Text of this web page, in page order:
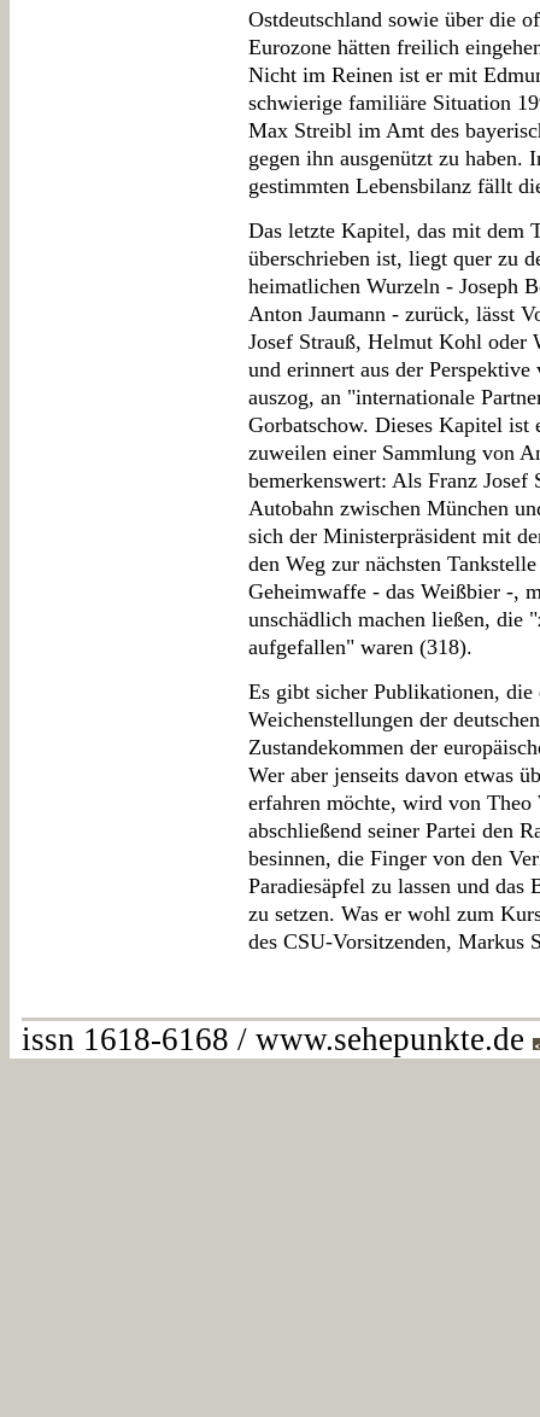
Ostdeutschland sowie über die
Eurozone hätten freilich
Nicht im Reinen ist er mit
schwierige familiäre Situation
Max Streibl im Amt des
gegen ihn ausgenützt zu haben.
gestimmten Lebensbilanz fällt
Das letzte Kapitel, das mit dem
überschrieben ist, liegt quer zu
heimatlichen Wurzeln - Joseph
Anton Jaumann - zurück, lässt
Josef Strauß, Helmut Kohl oder
und erinnert aus der
auszog, an "internationale
Gorbatschow. Dieses Kapitel ist
zuweilen einer Sammlung von
bemerkenswert: Als Franz
Autobahn zwischen München
sich der Ministerpräsident mit
den Weg zur nächsten
Geheimwaffe - das Weißbier -,
unschädlich machen ließen, die
aufgefallen" waren (318).
Es gibt sicher Publikationen,
Weichenstellungen der
Zustandekommen der
Wer aber jenseits davon etwas
erfahren möchte, wird von
abschließend seiner Partei den
besinnen, die Finger von den
Paradiesäpfel zu lassen und
zu setzen. Was er wohl zum
des CSU-Vorsitzenden, Markus
issn 1618-6168 / www.sehepunkte.de